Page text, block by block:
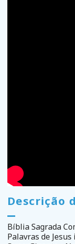
Descrição
Bíblia Sagrada
Palavras de